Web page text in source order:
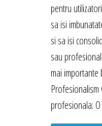
pentru
sa isi
si sa isi
sau
mai importante
Profesionalism
profesionala: